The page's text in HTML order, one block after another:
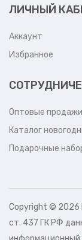
ЛИЧНЫЙ
Аккаунт
Избранное
Оптовые продажи
Каталог
Подарочные
Copyright © 2026
ст. 437 ГК РФ